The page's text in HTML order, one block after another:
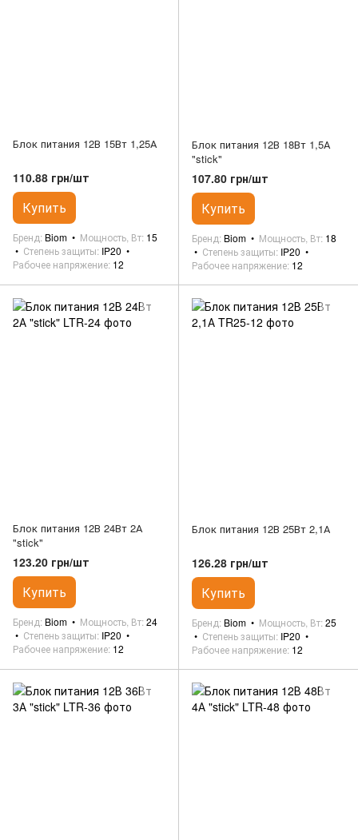
Блок питания 12В 15Вт 1,25А
110.88 грн/шт
Купить
Бренд Biom Мощность, Вт 15
Степень защиты IP20
Рабочее напряжение 12
Блок питания 12В 18Вт 1,5А
"stick"
107.80 грн/шт
Купить
Бренд Biom Мощность, Вт 18
Степень защиты IP20
Рабочее напряжение 12
Блок питания 12В 24Вт 2А
"stick"
123.20 грн/шт
Купить
Бренд Biom Мощность, Вт 24
Степень защиты IP20
Рабочее напряжение 12
Блок питания 12В 25Вт 2,1А
126.28 грн/шт
Купить
Бренд Biom Мощность, Вт 25
Степень защиты IP20
Рабочее напряжение 12